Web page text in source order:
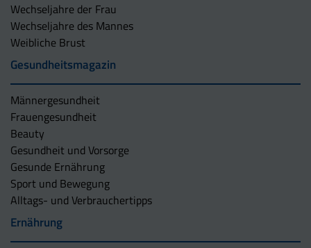
Wechseljahre der Frau
Wechseljahre des Mannes
Weibliche Brust
Gesundheitsmagazin
Männergesundheit
Frauengesundheit
Beauty
Gesundheit und Vorsorge
Gesunde Ernährung
Sport und Bewegung
Alltags- und Verbrauchertipps
Ernährung